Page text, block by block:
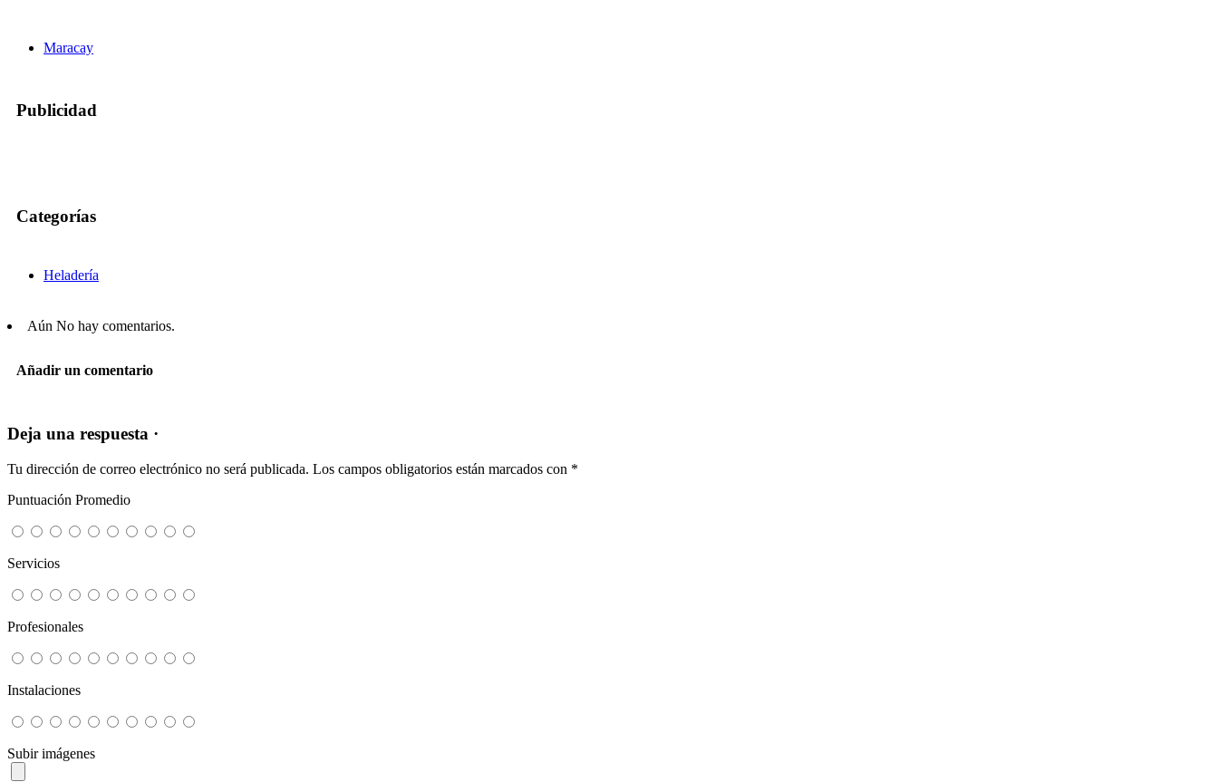
Maracay
Publicidad
Categorías
Heladería
Aún No hay comentarios.
Añadir un comentario
Deja una respuesta ·
Tu dirección de correo electrónico no será publicada. Los campos obligatorios están marcados con *
Puntuación Promedio
Servicios
Profesionales
Instalaciones
Subir imágenes